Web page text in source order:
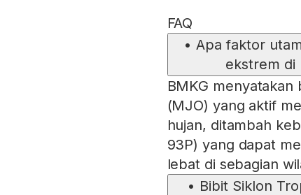
FAQ
• Apa faktor
ekstrem di
BMKG menyatakan
(MJO) yang aktif
hujan, ditambah
93P) yang dapat
lebat di sebagian
• Bibit Siklon